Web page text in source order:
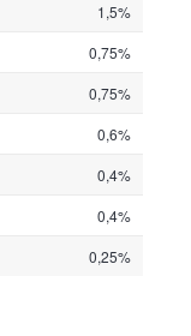
1,5%
0,75%
0,75%
0,6%
0,4%
0,4%
0,25%